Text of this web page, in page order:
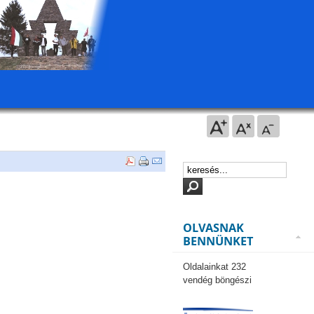
OLVASNAK
BENNÜNKET
Oldalainkat 232
vendég böngészi